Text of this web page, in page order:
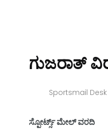
ಗುಜರಾತ್
Sportsmail Desk
ಸ್ಪೋರ್ಟ್ಸ್ ಮೇಲ್ ವರದಿ